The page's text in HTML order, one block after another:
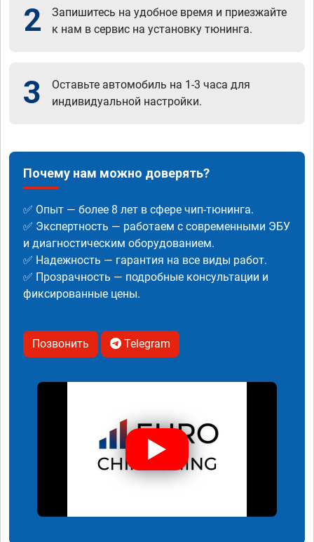
2
Запишитесь на удобное время и приезжайте
к нам в сервис на установку тюнинга.
3
Оставьте автомобиль на 1-3 часа для
индивидуальной настройки.
Почему нам можно доверять?
✅ Опыт — более 8 лет в сфере чип-тюнинга.
✅ Экспертность — работаем с современными ЭБУ
и диагностическим оборудованием.
✅ Надежность — гарантия на все виды работ.
✅ Прозрачность — подробные консультации и
фиксированные цены.
Позвонить Telegram